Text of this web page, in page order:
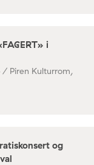
i
/ Piren Kulturrom,
og